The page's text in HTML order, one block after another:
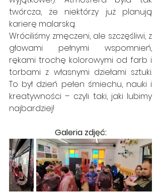
twórcza, że niektórzy już planują
karierę malarską.
Wróciliśmy zmęczeni, ale szczęśliwi, z
głowami pełnymi wspomnień,
rękami trochę kolorowymi od farb i
torbami z własnymi dziełami sztuki.
To był dzień pełen śmiechu, nauki i
kreatywności – czyli taki, jaki lubimy
najbardziej!
Galeria zdjęć: